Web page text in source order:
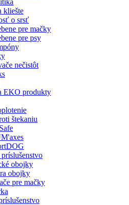
kliešte
o srsť
pre mačky
pre psy
nečistôt
EKO produkty
štekaniu
obojky
obojky
pre mačky